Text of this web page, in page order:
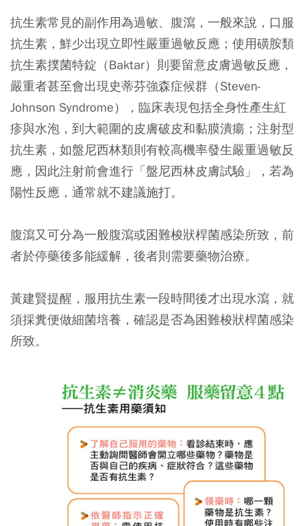
抗生素常見的副作用為過敏、腹瀉，一般來說，口服
抗生素，鮮少出現立即性嚴重過敏反應；使用磺胺類
抗生素撲菌特錠（Baktar）則要留意皮膚過敏反應，
嚴重者甚至會出現史蒂芬強森症候群（Steven-
Johnson Syndrome），臨床表現包括全身性產生紅
疹與水泡，到大範圍的皮膚破皮和黏膜潰瘍；注射型
抗生素，如盤尼西林類則有較高機率發生嚴重過敏反
應，因此注射前會進行「盤尼西林皮膚試驗」，若為
陽性反應，通常就不建議施打。
腹瀉又可分為一般腹瀉或困難梭狀桿菌感染所致，前
者於停藥後多能緩解，後者則需要藥物治療。
黃建賢提醒，服用抗生素一段時間後才出現水瀉，就
須採糞便做細菌培養，確認是否為困難梭狀桿菌感染
所致。